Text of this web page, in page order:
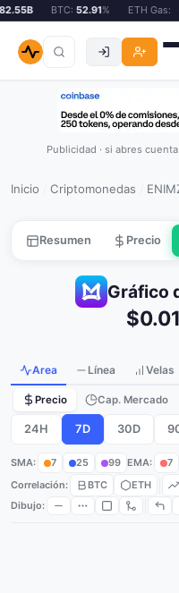
BTC:52.91% ETH Gas: --
Publicidad · si abres
Inicio Criptomonedas
Resumen Precio
Gráfico
Area Línea Velas
Precio Cap. Mercado
24H 7D 30D
SMA: 7 25 99 EMA: 7
Correlación:
BTC ETH
Dibujo: